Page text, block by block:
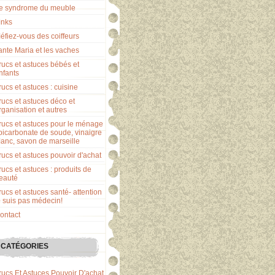
syndrome du meuble
vous des coiffeurs
Maria et les vaches
et astuces bébés et
et astuces : cuisine
et astuces déco et
et autres
et astuces pour le ménage
de soude, vinaigre
savon de marseille
et astuces pouvoir d'achat
et astuces : produits de
et astuces santé- attention
suis pas médecin!
CATÉGORIES
Et Astuces Pouvoir D'achat